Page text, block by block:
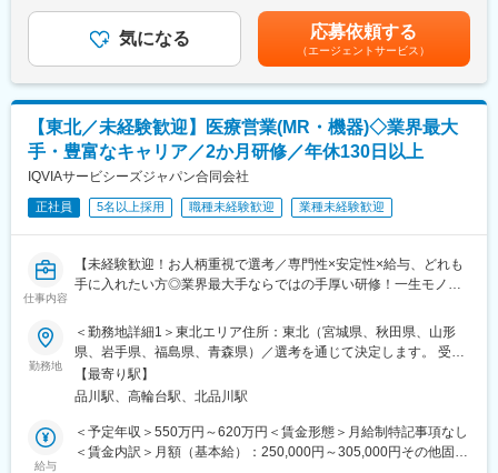
将来のキャリアに関してサポートをしていきます。
《職種に関して》
■MRとは主に医師や薬剤師等へ、担当製品の情報提供を行いま
す。担当施設の患者様に応じた情報提供や、担当製品の処方後の
情報収集を行います。
変更の範囲：会社の定める業務
■夜勤なし！日勤・土日祝休みで働き方改善・ワークライフバラン
スの両立が叶う！
■明確な評価制度あり！自身の成果や頑張りが客観的に評価され、
年収に反映されます。また、在籍年数が増えると永年勤続報奨金
や四半期一時金などの手当もアップします。つまり、やりがいや
努力がきちんと報われる報酬制度になっています。
《丁寧な研修・支援体制で成長を応援！》
入社後は2カ月間の研修制度がありますので、未経験の方も安心し
てご応募ください！同期社員と一緒に集中的に研修を行い、その
また、配属後も一人ひとりの知識とスキルレベルを上げるために
様々な研修をご用意しています。
《あなたの想いを実現する豊富なキャリアプランとサポート体
制！》
志向性やその時の環境に応じてや「１つの領域で専門性を高め
る」「幅広い疾患をカバーできるオールラウンダーになる」「本
社部門（マネージャー、研修部門など）へのキャリアチェンジ」
など幅広いキャリアプランがあります。また、弊社のマネージャ
ーのほとんどは、MRからキャリアをチェンジしているメンバーで
動・四半期一時金：10万円（四半期に1回、10万円程度支給）※た
だし支給条件有。他、永続勤務報奨金（3年勤務5万円支給、5年
勤務10万円…）ございます。賃金はあくまでも目安の金額であ
り、選考を通じて上下する可能性があります。月給(月額)は固定手
当を含めた表記です。
気になる 応募依頼する
（エージェントサービス）
【東北／未経験歓迎】医療営業(MR・機器)◇業界最大
手・豊富なキャリア／2か月研修／年休130日以上
IQVIAサービシーズジャパン合同会社
正社員 5名以上採用 職種未経験歓迎 業種未経験歓迎
仕事内容
【未経験歓迎！お人柄重視で選考／専門性×安定性×給与、どれも
手に入れたい方◎業界最大手ならではの手厚い研修！一生モノの
パス豊富】
＼そもそも「MR」とは？／
「医薬情報提供者」と呼ばれる専門資格を取得して活動する営業
職です。IQVIAのお客様である国内医薬品メーカーにて、医薬品の
営業活動を行っていただきます。
人々の命を守る商材に携わるため、社会貢献性と安定性を兼ね備
勤務地
＜勤務地詳細1＞東北エリア住所：東北（宮城県、秋田県、山形
県、岩手県、福島県、青森県）／選考を通じて決定します。 受動
喫煙対策：屋内全面禁煙＜勤務地詳細2＞本社住所：東京都港区高
輪4-10-18 京急第1ビル勤務地最寄駅：JR各線／品川駅受動喫煙対
【最寄り駅】
品川駅、高輪台駅、北品川駅
給与
＜予定年収＞550万円～620万円＜賃金形態＞月給制特記事項なし
＜賃金内訳＞月額（基本給）：250,000円～305,000円その他固定